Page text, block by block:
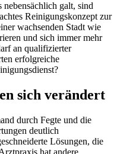
galt, sind
Reinigungskonzept zur
wachsenden Stadt wie
und sich immer mehr
an qualifizierter
erfolgreiche
sich verändert
durch Fegte und die
deutlich
Lösungen, die
hat andere